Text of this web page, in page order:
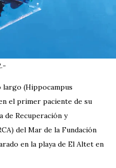
largo (Hippocampus
el primer paciente de su
de Recuperación y
del Mar de la Fundación
en la playa de El Altet en